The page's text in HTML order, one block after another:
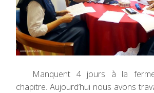
Manquent 4 jours à la
chapitre. Aujourd’hui nous avons